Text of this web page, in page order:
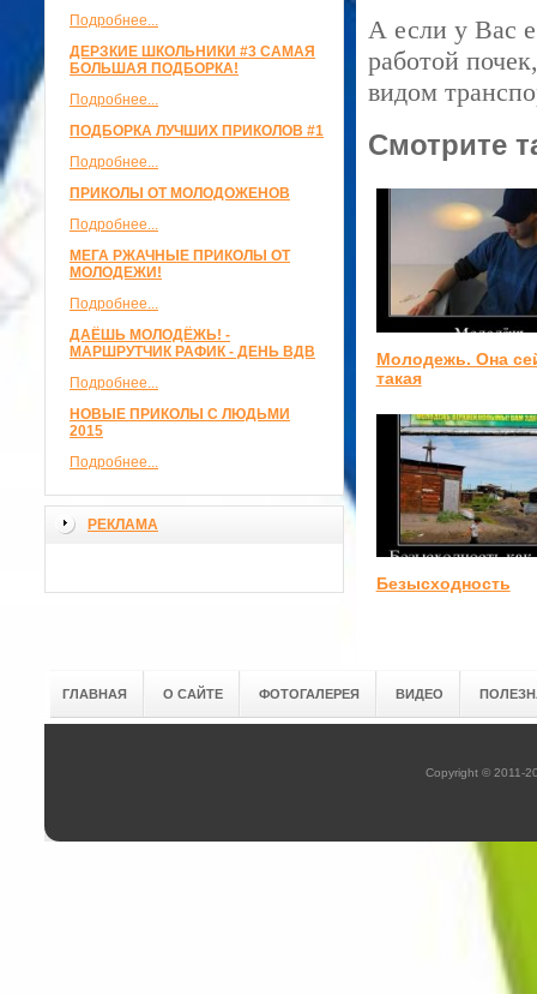
Подробнее...
ДЕРЗКИЕ ШКОЛЬНИКИ #3 САМАЯ
БОЛЬШАЯ ПОДБОРКА!
Подробнее...
ПОДБОРКА ЛУЧШИХ ПРИКОЛОВ #1
Подробнее...
ПРИКОЛЫ ОТ МОЛОДОЖЕНОВ
Подробнее...
МЕГА РЖАЧНЫЕ ПРИКОЛЫ ОТ
МОЛОДЕЖИ!
Подробнее...
ДАЁШЬ МОЛОДЁЖЬ! -
МАРШРУТЧИК РАФИК - ДЕНЬ ВДВ
Подробнее...
НОВЫЕ ПРИКОЛЫ С ЛЮДЬМИ
2015
Подробнее...
РЕКЛАМА
А если у Вас
работой
видом
Смотрите
Молодежь. Она
такая
Безысходность
ГЛАВНАЯ О САЙТЕ ФОТОГАЛЕРЕЯ ВИДЕО
Copyright © 2011-